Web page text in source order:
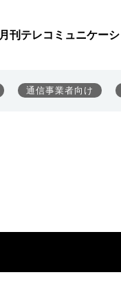
月刊テレコミュニケー
通信事業者向け